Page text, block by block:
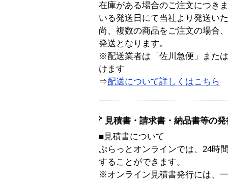
在庫がある場合のご注文につき
いる発送日にて当社より発送い
尚、複数の商品をご注文の場合
発送となります。
※配送業者は「佐川急便」また
けます
⇒配送について詳しくはこちら
見積書・請求書・納品書等の
■見積書について
ぷらっとオンラインでは、24時
することができます。
※オンライン見積書発行には、